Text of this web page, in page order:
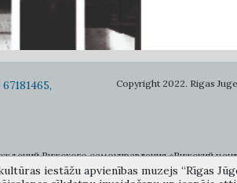
Copyright 2022. Rigas
Рижского самоуправления «Рижский
iestāžu apvienības muzejs “Rīgas